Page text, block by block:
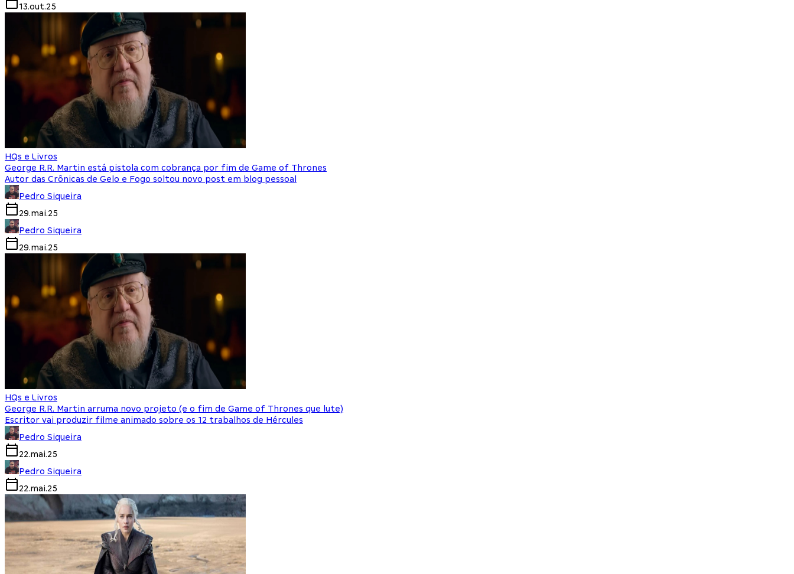
13.out.25
HQs e Livros
George R.R. Martin está pistola com cobrança por fim de Game of Thrones
Autor das Crônicas de Gelo e Fogo soltou novo post em blog pessoal
Pedro Siqueira
29.mai.25
Pedro Siqueira
29.mai.25
HQs e Livros
George R.R. Martin arruma novo projeto (e o fim de Game of Thrones que lute)
Escritor vai produzir filme animado sobre os 12 trabalhos de Hércules
Pedro Siqueira
22.mai.25
Pedro Siqueira
22.mai.25